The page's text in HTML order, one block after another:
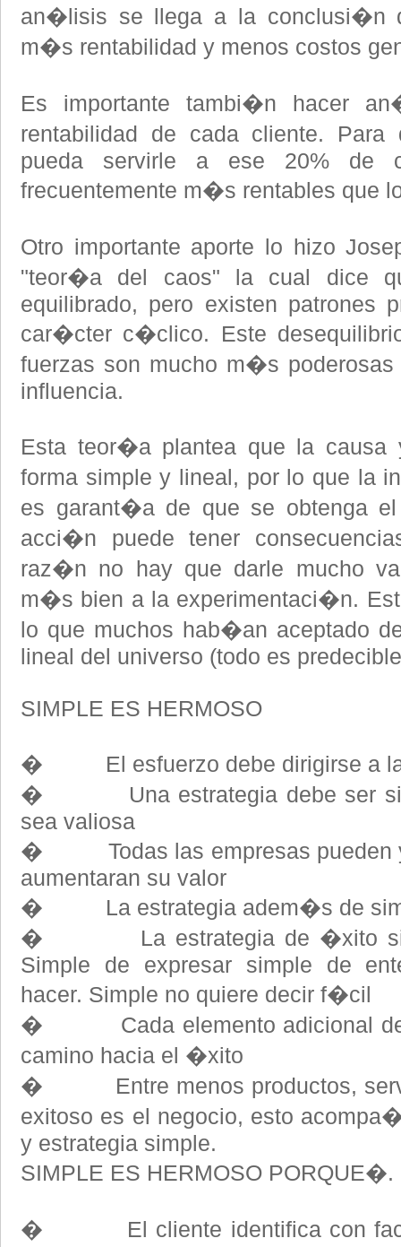
an�lisis se llega a la
m�s rentabilidad y menos costos
Es importante tambi�n hacer
rentabilidad de cada cliente.
pueda servirle a ese 20% de
frecuentemente m�s rentables que
Otro importante aporte lo hizo
"teor�a del caos" la cual dice
equilibrado, pero existen patrones
car�cter c�clico. Este
fuerzas son mucho m�s
influencia.
Esta teor�a plantea que la causa
forma simple y lineal, por lo que la
es garant�a de que se obtenga el
acci�n puede tener
raz�n no hay que darle mucho
m�s bien a la experimentaci�n.
lo que muchos hab�an aceptado
lineal del universo (todo es
SIMPLE ES HERMOSO
� El esfuerzo debe dirigirse a la
� Una estrategia debe ser
sea valiosa
� Todas las empresas pueden y
aumentaran su valor
� La estrategia adem�s de
� La estrategia de �xito
Simple de expresar simple de
hacer. Simple no quiere decir f�cil
� Cada elemento adicional de
camino hacia el �xito
� Entre menos productos,
exitoso es el negocio, esto
y estrategia simple.
SIMPLE ES HERMOSO PORQUE�.
� El cliente identifica con